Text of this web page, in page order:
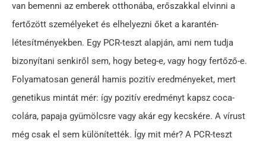
van bemenni az emberek otthonába, erőszakkal elvinni a
fertőzött személyeket és elhelyezni őket a karantén-
létesítményekben. Egy PCR-teszt alapján, ami nem tudja
bizonyítani senkiről sem, hogy beteg-e, vagy hogy fertőző-e.
Folyamatosan generál hamis pozitív eredményeket, mert
genetikus mintát mér: így pozitív eredményt kapsz coca-
colára, papaja gyümölcsre vagy akár egy kecskére. A vírust
még csak el sem különítették. Így mit mér? A PCR-teszt